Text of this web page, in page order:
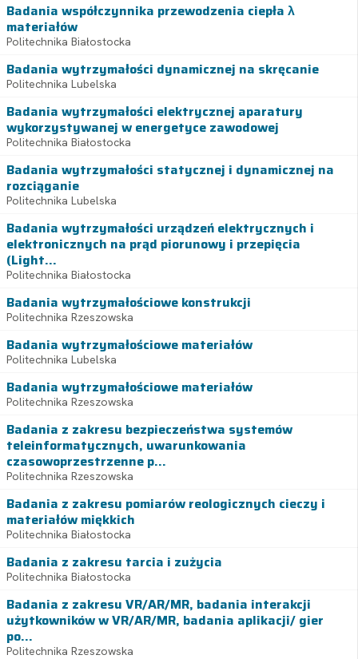
Badania współczynnika przewodzenia ciepła λ
materiałów
Politechnika Białostocka
Badania wytrzymałości dynamicznej na skręcanie
Politechnika Lubelska
Badania wytrzymałości elektrycznej aparatury
wykorzystywanej w energetyce zawodowej
Politechnika Białostocka
Badania wytrzymałości statycznej i dynamicznej na
rozciąganie
Politechnika Lubelska
Badania wytrzymałości urządzeń elektrycznych i
elektronicznych na prąd piorunowy i przepięcia
(Light...
Politechnika Białostocka
Badania wytrzymałościowe konstrukcji
Politechnika Rzeszowska
Badania wytrzymałościowe materiałów
Politechnika Lubelska
Badania wytrzymałościowe materiałów
Politechnika Rzeszowska
Badania z zakresu bezpieczeństwa systemów
teleinformatycznych, uwarunkowania
czasowoprzestrzenne p...
Politechnika Rzeszowska
Badania z zakresu pomiarów reologicznych cieczy i
materiałów miękkich
Politechnika Białostocka
Badania z zakresu tarcia i zużycia
Politechnika Białostocka
Badania z zakresu VR/AR/MR, badania interakcji
użytkowników w VR/AR/MR, badania aplikacji/ gier
po...
Politechnika Rzeszowska